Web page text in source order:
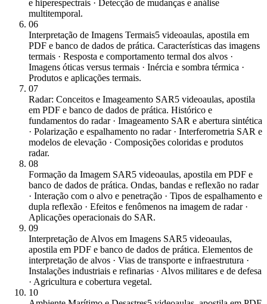
e hiperespectrais · Detecção de mudanças e análise
multitemporal.
06
Interpretação de Imagens Termais5 videoaulas, apostila em
PDF e banco de dados de prática. Características das imagens
termais · Resposta e comportamento termal dos alvos ·
Imagens óticas versus termais · Inércia e sombra térmica ·
Produtos e aplicações termais.
07
Radar: Conceitos e Imageamento SAR5 videoaulas, apostila
em PDF e banco de dados de prática. Histórico e
fundamentos do radar · Imageamento SAR e abertura sintética
· Polarização e espalhamento no radar · Interferometria SAR e
modelos de elevação · Composições coloridas e produtos
radar.
08
Formação da Imagem SAR5 videoaulas, apostila em PDF e
banco de dados de prática. Ondas, bandas e reflexão no radar
· Interação com o alvo e penetração · Tipos de espalhamento e
dupla reflexão · Efeitos e fenômenos na imagem de radar ·
Aplicações operacionais do SAR.
09
Interpretação de Alvos em Imagens SAR5 videoaulas,
apostila em PDF e banco de dados de prática. Elementos de
interpretação de alvos · Vias de transporte e infraestrutura ·
Instalações industriais e refinarias · Alvos militares e de defesa
· Agricultura e cobertura vegetal.
10